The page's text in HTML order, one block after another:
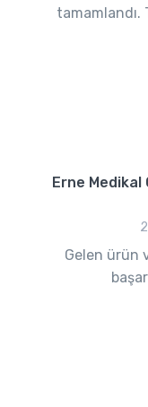
tamamlandı.
Erne Medikal
Gelen ürün